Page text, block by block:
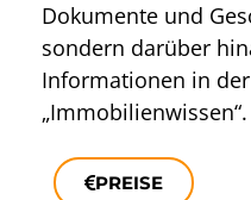
Dokumente und
sondern darüber
Informationen in
„Immobilienwissen“.
PREISE